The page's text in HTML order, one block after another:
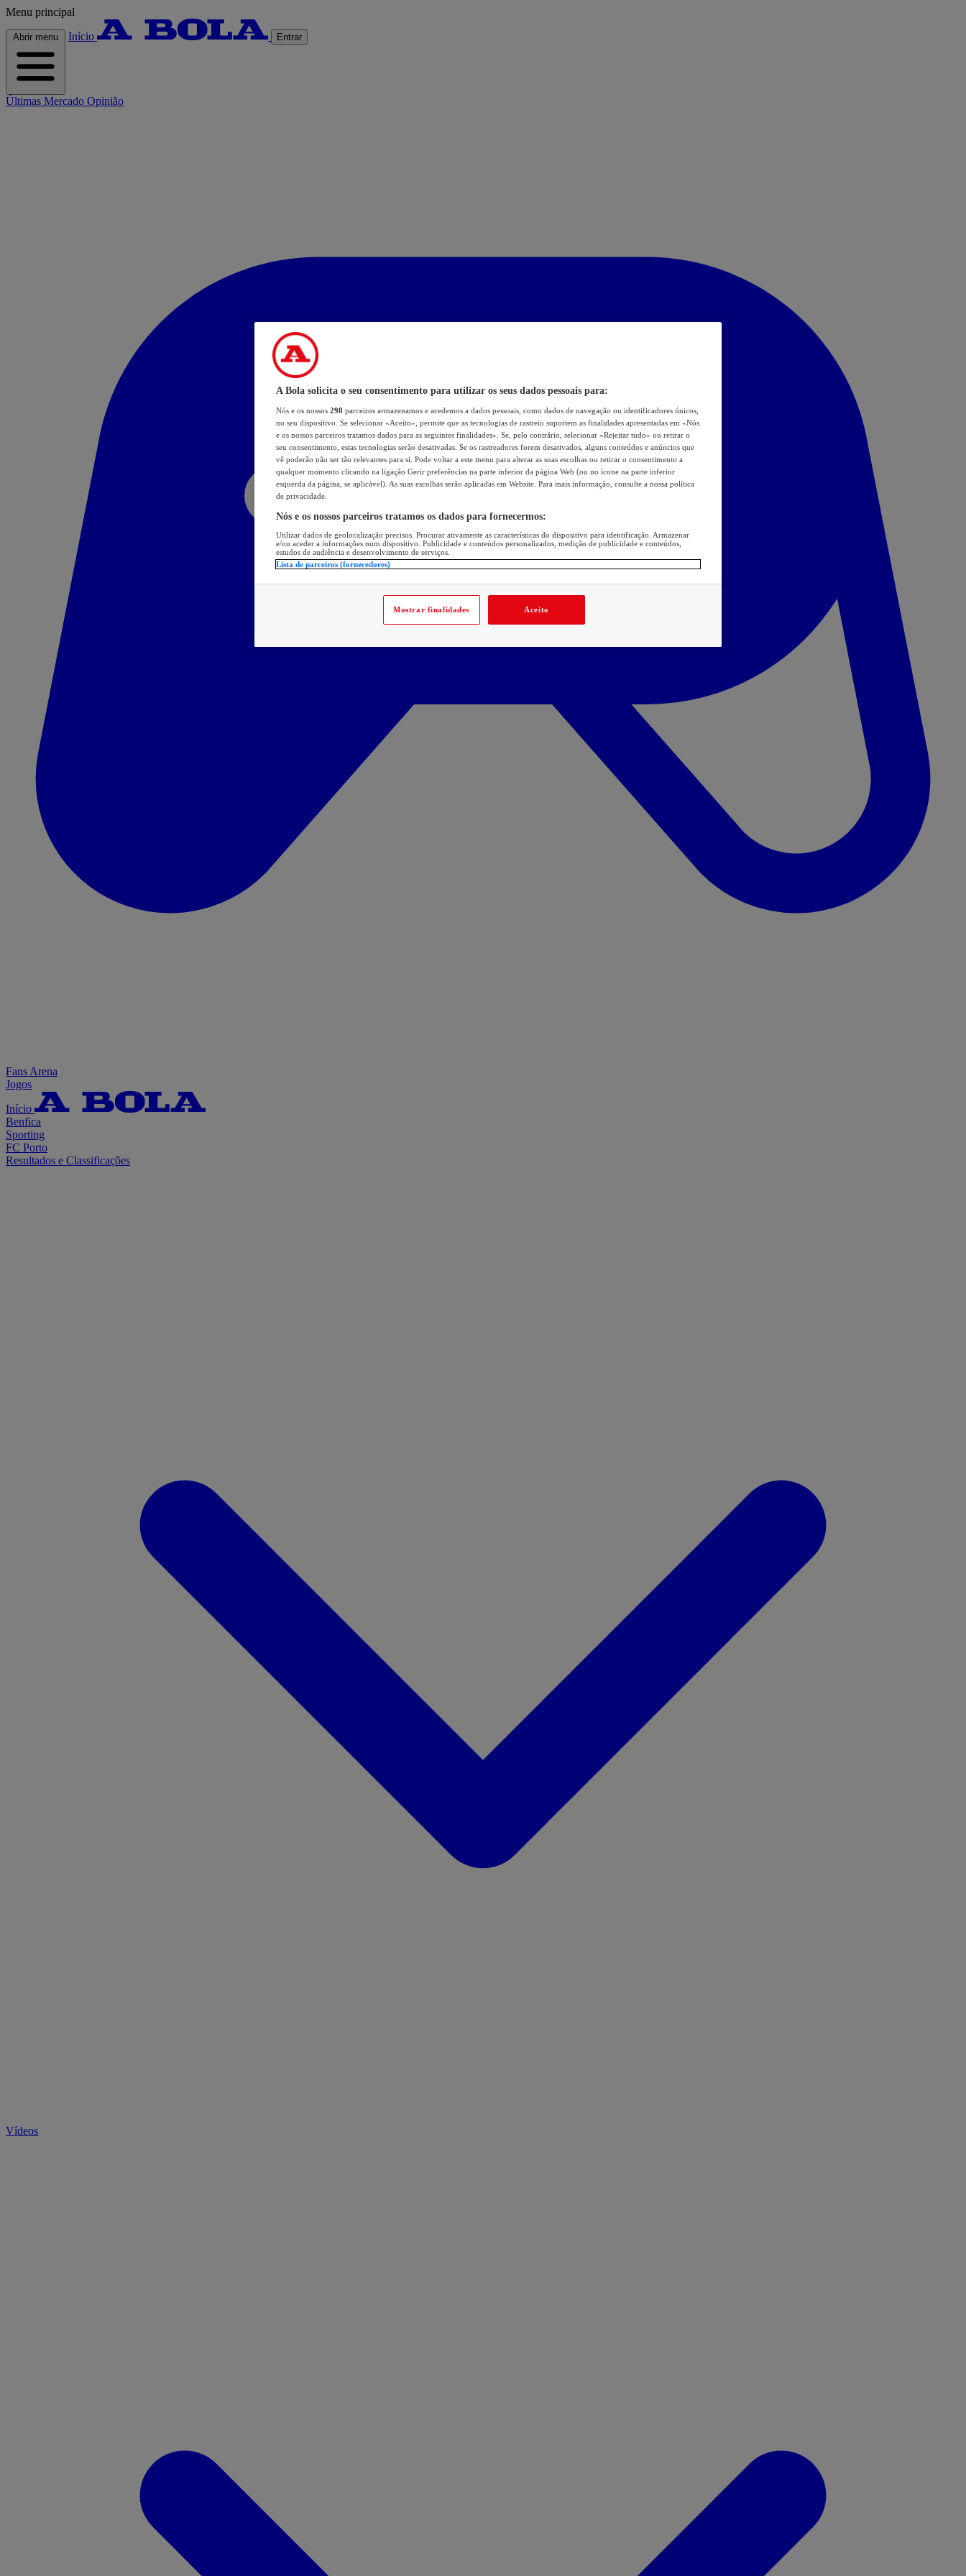
Menu principal
Abrir menu Início Entrar
Últimas Mercado Opinião
Fans Arena
Jogos
Início
Benfica
Sporting
FC Porto
Resultados e Classificações
Vídeos
A Bola solicita o seu consentimento para utilizar os seus dados pessoais para:
Nós e os nossos 298 parceiros armazenamos e acedemos a dados pessoais, como dados de navegação ou identificadores únicos,
no seu dispositivo. Se selecionar «Aceito», permite que as tecnologias de rastreio suportem as finalidades apresentadas em «Nós
e os nossos parceiros tratamos dados para as seguintes finalidades». Se, pelo contrário, selecionar «Rejeitar tudo» ou retirar o
seu consentimento, estas tecnologias serão desativadas. Se os rastreadores forem desativados, alguns conteúdos e anúncios que
vê poderão não ser tão relevantes para si. Pode voltar a este menu para alterar as suas escolhas ou retirar o consentimento a
qualquer momento clicando na ligação Gerir preferências na parte inferior da página Web (ou no ícone na parte inferior
esquerda da página, se aplicável). As suas escolhas serão aplicadas em Website. Para mais informação, consulte a nossa política
de privacidade.
Nós e os nossos parceiros tratamos os dados para fornecermos:
Utilizar dados de geolocalização precisos. Procurar ativamente as características do dispositivo para identificação. Armazenar
e/ou aceder a informações num dispositivo. Publicidade e conteúdos personalizados, medição de publicidade e conteúdos,
estudos de audiência e desenvolvimento de serviços.
Lista de parceiros (fornecedores)
Mostrar finalidades Aceito